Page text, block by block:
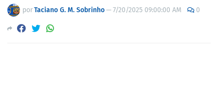
porTaciano G. M. Sobrinho—7/20/2025 09:00:00 AM 0